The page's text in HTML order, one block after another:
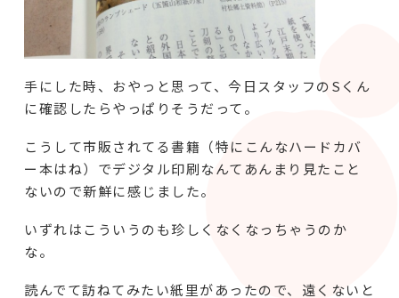
手にした時、おやっと思って、今日スタッフのSくん
に確認したらやっぱりそうだって。
こうして市販されてる書籍（特にこんなハードカバ
ー本はね）でデジタル印刷なんてあんまり見たこと
ないので新鮮に感じました。
いずれはこういうのも珍しくなくなっちゃうのか
な。
読んでて訪ねてみたい紙里があったので、遠くないと